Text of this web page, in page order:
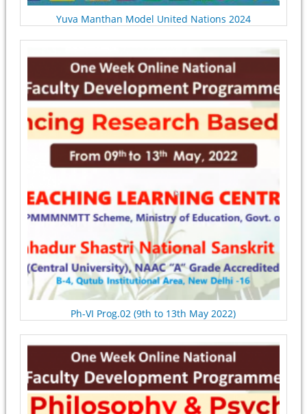
Yuva Manthan Model United Nations 2024
Ph-VI Prog.02 (9th to 13th May 2022)